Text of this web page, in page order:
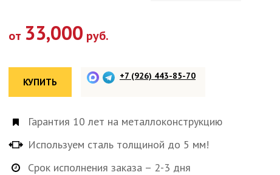
от 33,000 руб.
КУПИТЬ
+7 (926) 443-85-70
Гарантия 10 лет на металлоконструкцию
Используем сталь толщиной до 5 мм!
Срок исполнения заказа – 2-3 дня